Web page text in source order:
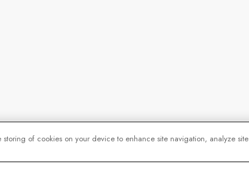
of cookies on your device to enhance site navigation, analyze site